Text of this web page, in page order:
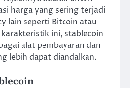
harga yang sering terjadi
lain seperti Bitcoin atau
ini, stablecoin
alat pembayaran dan
lebih dapat diandalkan.